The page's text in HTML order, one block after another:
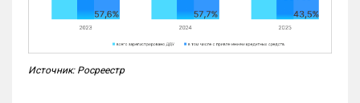
Источник: Росреестр